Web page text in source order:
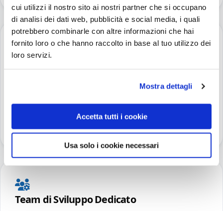
cui utilizzi il nostro sito ai nostri partner che si occupano
di analisi dei dati web, pubblicità e social media, i quali
potrebbero combinarle con altre informazioni che hai
fornito loro o che hanno raccolto in base al tuo utilizzo dei
loro servizi.
Mostra dettagli
Accetta tutti i cookie
Usa solo i cookie necessari
Infrastrutture DevOps
cloud per garantire stabilità e scalabilità
applicativa.
Approfondisci
Team di Sviluppo Dedicato